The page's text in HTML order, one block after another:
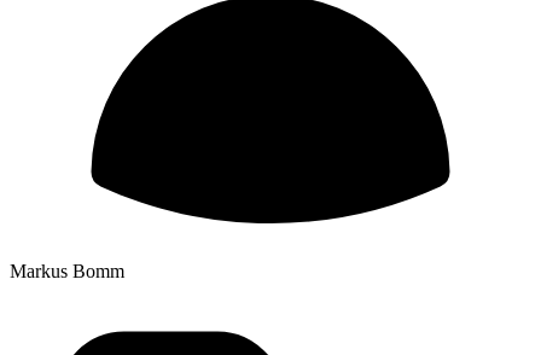
Markus Bomm